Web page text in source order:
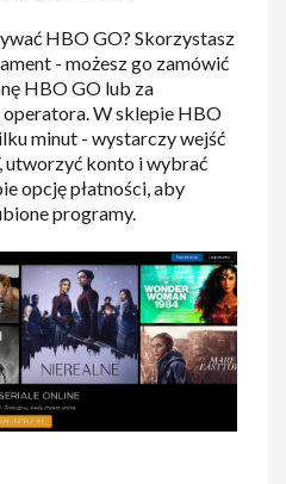
HBO GO? Skorzystasz
- możesz go zamówić
HBO GO lub za
W sklepie HBO
minut - wystarczy wejść
utworzyć konto i wybrać
opcję płatności, aby
programy.